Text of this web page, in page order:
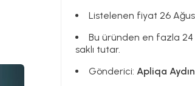
Listelenen fiyat 26
Bu üründen en fazla 24
saklı tutar.
Gönderici: Apliqa